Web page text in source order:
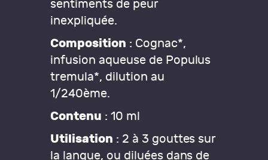
sentiments de peur
inexpliquée.
Composition : Cognac*,
infusion aqueuse de Populus
tremula*, dilution au
1/240ème.
Contenu : 10 ml
Utilisation : 2 à 3 gouttes sur
la langue, ou diluées dans de